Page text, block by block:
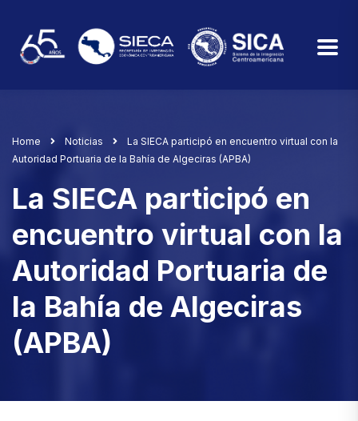
Home Noticias
La SIECA participó en encuentro virtual con la
Autoridad Portuaria de la Bahía de Algeciras (APBA)
La SIECA participó en
encuentro virtual con la
Autoridad Portuaria de
la Bahía de Algeciras
(APBA)